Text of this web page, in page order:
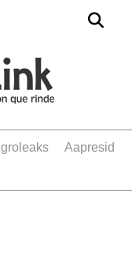
Agroleaks
aapresid